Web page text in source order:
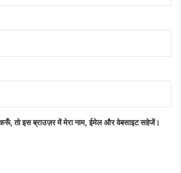
करूँ, तो इस ब्राउज़र में मेरा नाम, ईमेल और वेबसाइट सहेजें।